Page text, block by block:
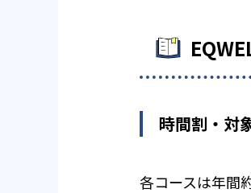
時間割・対
各コースは年間